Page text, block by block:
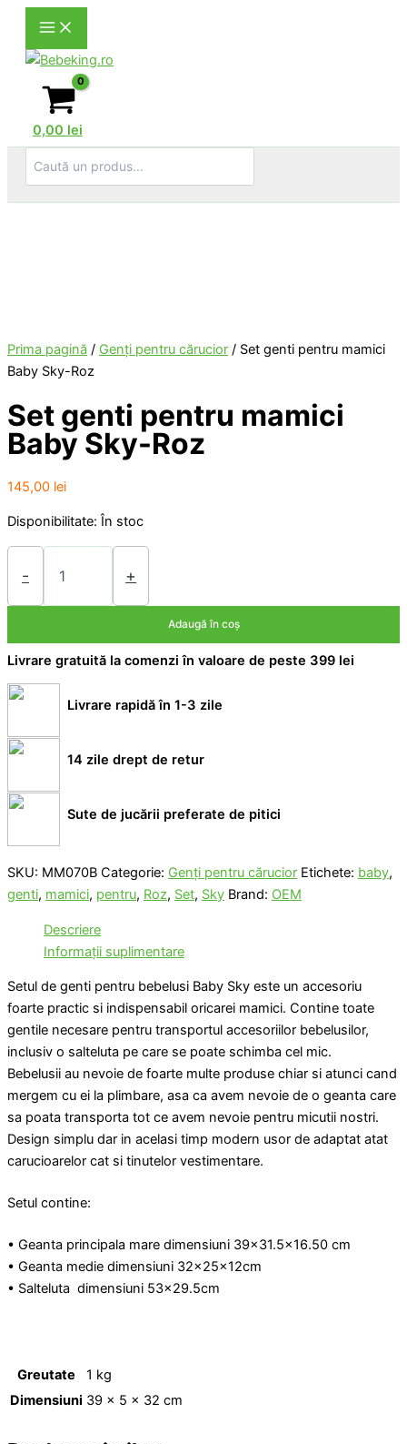
content
0,00 lei
for:
Prima pagină / Genţi pentru cărucior / Set genti pentru mamici
Baby Sky-Roz
Set genti pentru mamici
Baby Sky-Roz
145,00 lei
Disponibilitate: În stoc
-
Cantitate
Set
pentru
Baby
Sky-
Roz
+
Adaugă în coș
Livrare gratuită la comenzi în valoare de peste 399 lei
Livrare rapidă în 1-3 zile
14 zile drept de retur
Sute de jucării preferate de pitici
SKU: MM070B Categorie: Genţi pentru cărucior Etichete: baby,
genti, mamici, pentru, Roz, Set, Sky Brand: OEM
Descriere
Informații suplimentare
Setul de genti pentru bebelusi Baby Sky este un accesoriu
foarte practic si indispensabil oricarei mamici. Contine toate
gentile necesare pentru transportul accesoriilor bebelusilor,
inclusiv o salteluta pe care se poate schimba cel mic.
Bebelusii au nevoie de foarte multe produse chiar si atunci cand
mergem cu ei la plimbare, asa ca avem nevoie de o geanta care
sa poata transporta tot ce avem nevoie pentru micutii nostri.
Design simplu dar in acelasi timp modern usor de adaptat atat
carucioarelor cat si tinutelor vestimentare.
Setul contine:
• Geanta principala mare dimensiuni 39×31.5×16.50 cm
• Geanta medie dimensiuni 32x25x12cm
• Salteluta dimensiuni 53×29.5cm
Greutate
1 kg
Dimensiuni 39 × 5 × 32 cm